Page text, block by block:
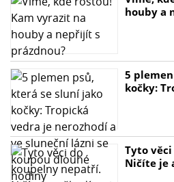
houby a
5
kočky:
Tyto
Ničíte je